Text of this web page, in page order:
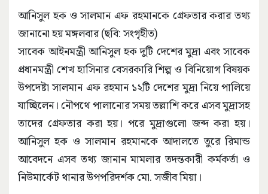
আনিসুল হক ও সালমান এফ রহমানকে গ্রেফতার করার তথ্য
জানানো হয় মঙ্গলবার (ছবি: সংগৃহীত)
সাবেক আইনমন্ত্রী আনিসুল হক দুটি দেশের মুদ্রা এবং সাবেক
প্রধানমন্ত্রী শেখ হাসিনার বেসরকারি শিল্প ও বিনিয়োগ বিষয়ক
উপদেষ্টা সালমান এফ রহমান ১২টি দেশের মুদ্রা নিয়ে পালিয়ে
যাচ্ছিলেন। নৌপথে পালানোর সময় তল্লাশি করে এসব মুদ্রাসহ
তাদের গ্রেফতার করা হয়। পরে মুদ্রাগুলো জব্দ করা হয়।
আনিসুল হক ও সালমান রহমানকে আদালতে তুরে রিমান্ড
আবেদনে এসব তথ্য জানান মামলার তদন্তকারী কর্মকর্তা ও
নিউমার্কেট থানার উপপরিদর্শক মো. সজীব মিয়া।